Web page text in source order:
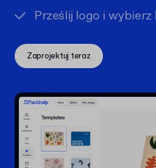
Prześlij logo i
Zaprojektuj teraz